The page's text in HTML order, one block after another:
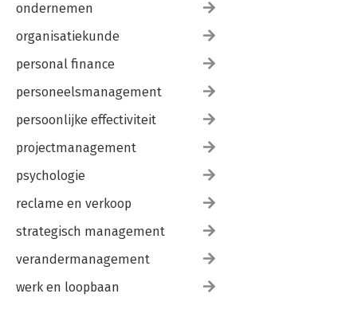
ondernemen
organisatiekunde
personal finance
personeelsmanagement
persoonlijke effectiviteit
projectmanagement
psychologie
reclame en verkoop
strategisch management
verandermanagement
werk en loopbaan